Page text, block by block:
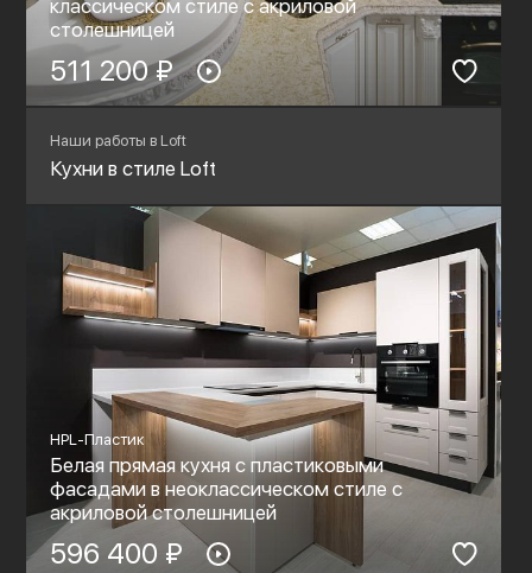
классическом стиле c акриловой
столешницей
511 200 ₽
Наши работы в Loft
Кухни в стиле Loft
HPL-Пластик
Белая прямая кухня с пластиковыми
фасадами в неоклассическом стиле c
акриловой столешницей
596 400 ₽